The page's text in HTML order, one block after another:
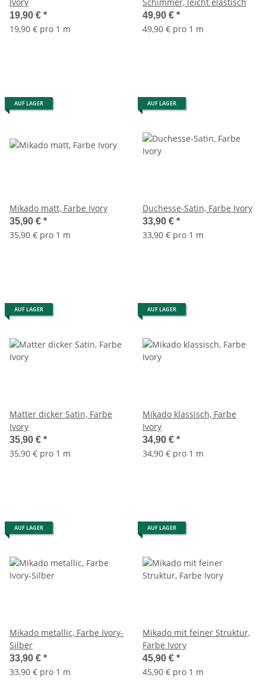
19,90 € *
19,90 € pro 1 m
49,90 € *
49,90 € pro 1 m
AUF LAGER
Mikado matt, Farbe Ivory
35,90 € *
35,90 € pro 1 m
AUF LAGER
Duchesse-Satin, Farbe Ivory
33,90 € *
33,90 € pro 1 m
AUF LAGER
Matter dicker Satin, Farbe
Ivory
35,90 € *
35,90 € pro 1 m
AUF LAGER
Mikado klassisch, Farbe
Ivory
34,90 € *
34,90 € pro 1 m
AUF LAGER
Mikado metallic, Farbe Ivory-
Silber
33,90 € *
33,90 € pro 1 m
AUF LAGER
Mikado mit feiner Struktur,
Farbe Ivory
45,90 € *
45,90 € pro 1 m